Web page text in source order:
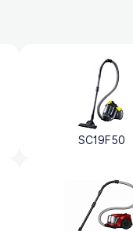
SC19F50